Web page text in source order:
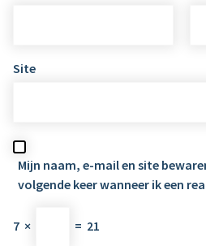
Site
Mijn naam, e-mail en site
volgende keer wanneer ik een
7 × = 21